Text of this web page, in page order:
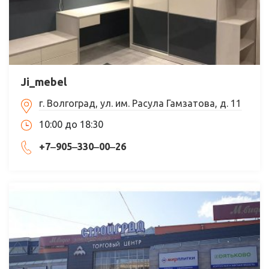
Ji_mebel
г. Волгоград, ул. им. Расула Гамзатова, д. 11
10:00 до 18:30
+7‒905‒330‒00‒26